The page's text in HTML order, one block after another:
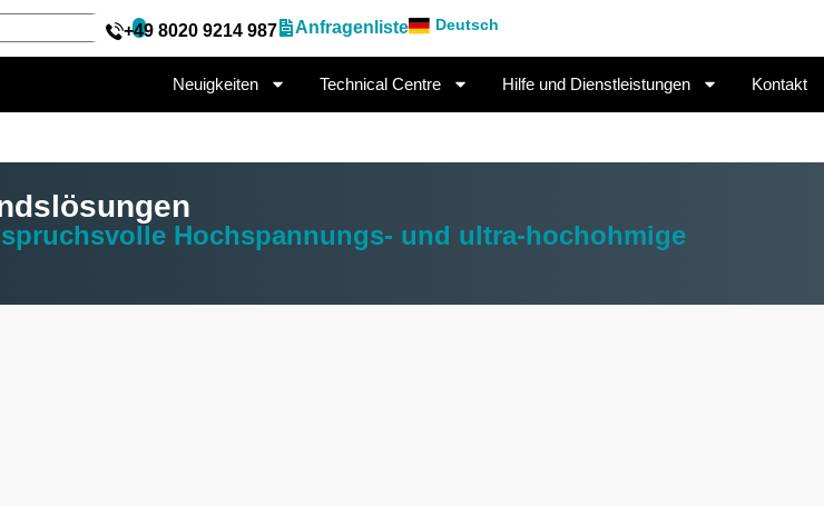
+49 8020 9214 987 Anfragenliste Deutsch
Neuigkeiten Technical Centre Hilfe und Dienstleistungen Kontakt
Hochspannungs- und ultra-hochohmige